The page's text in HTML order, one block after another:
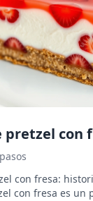
pretzel con
con fresa:
con fresa es un